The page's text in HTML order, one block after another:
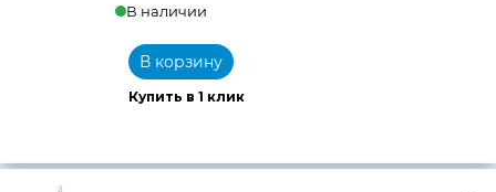
В наличии
Купить в 1 клик
В корзину